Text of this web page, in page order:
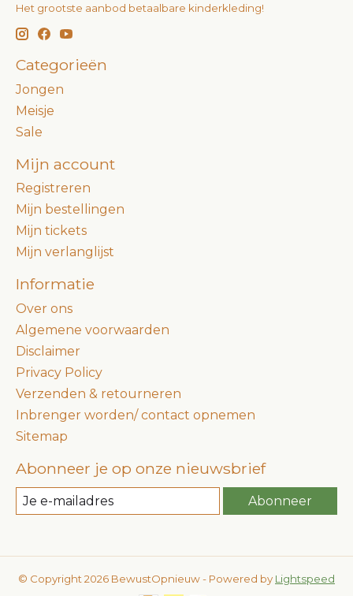
Het grootste aanbod betaalbare kinderkleding!
Categorieën
Jongen
Meisje
Sale
Mijn account
Registreren
Mijn bestellingen
Mijn tickets
Mijn verlanglijst
Informatie
Over ons
Algemene voorwaarden
Disclaimer
Privacy Policy
Verzenden & retourneren
Inbrenger worden/ contact opnemen
Sitemap
Abonneer je op onze nieuwsbrief
Abonneer
© Copyright 2026 BewustOpnieuw - Powered by Lightspeed